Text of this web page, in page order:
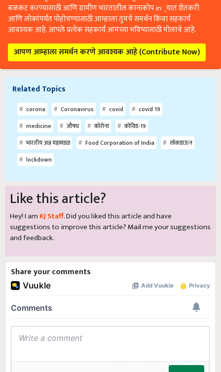
बळकट करण्यासाठी आणि ग्रामीण भारतातील कानाकोप in्यात शेतकरी
आणि लोकांपर्यंत पोहोचण्यासाठी आम्हाला तुमचे समर्थन किंवा सहकार्य
आवश्यक आहे. आपले प्रत्येक सहकार्य आमच्या भविष्यासाठी मोलाचे आहे.
आपण आम्हाला समर्थन करणे आवश्यक आहे (Contribute Now)
Related Topics
corona Coronavirus covid
covid 19
medicine
औषध कोरोना
कोविड-19
भारतीय अन्न महामंडळ
Food Corporation of India
लॉकडाऊन
lockdown
Like this article?
Hey! I am KJ Staff. Did you liked this article and have
suggestions to improve this article?Mailme your suggestions
and feedback.
Share your comments